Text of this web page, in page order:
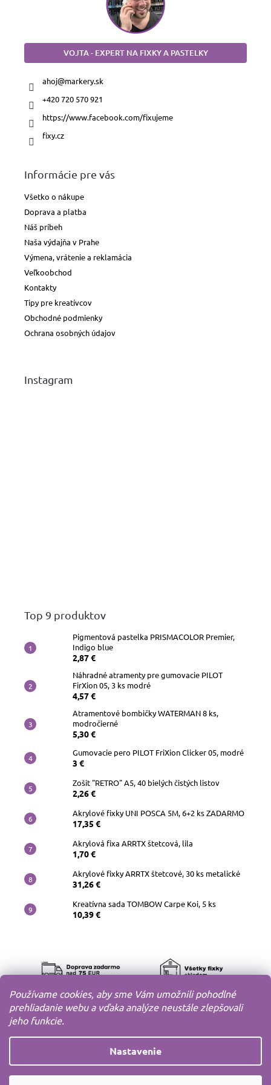
Používame cookies, aby sme Vám umožnili pohodlné
prehliadanie webu a vďaka analýze neustále zlepšovali
jeho funkcie.
Nastavenie
VOJTA - EXPERT NA FIXKY A PASTELKY
ahoj@markery.sk
+420 720 570 921
https://www.facebook.com/fixujeme
fixy.cz
Informácie pre vás
Všetko o nákupe
Doprava a platba
Náš príbeh
Naša výdajňa v Prahe
Výmena, vrátenie a reklamácia
Veľkoobchod
Kontakty
Tipy pre kreatívcov
Obchodné podmienky
Ochrana osobných údajov
Instagram
Top 9 produktov
Pigmentová pastelka PRISMACOLOR Premier,
Indigo blue
2,87 €
Náhradné atramenty pre gumovacie PILOT
FirXion 05, 3 ks modré
4,57 €
Atramentové bombičky WATERMAN 8 ks,
modročierné
5,30 €
Gumovacie pero PILOT FriXion Clicker 05, modré
3 €
Zošit "RETRO" A5, 40 bielých čistých listov
2,26 €
Akrylové fixky UNI POSCA 5M, 6+2 ks ZADARMO
17,35 €
Akrylová fixa ARRTX štetcová, lila
1,70 €
Akrylové fixky ARRTX štetcové, 30 ks metalické
31,26 €
Kreatívna sada TOMBOW Carpe Koi, 5 ks
10,39 €